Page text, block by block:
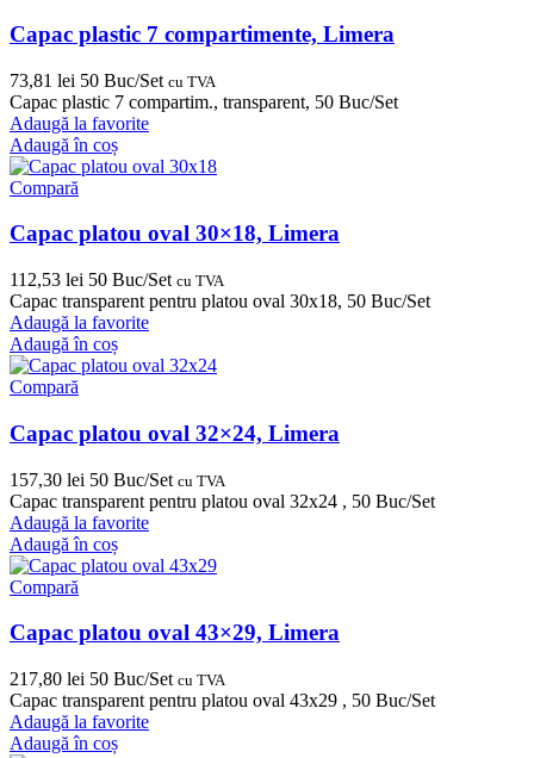
Capac plastic 7 compartimente, Limera
73,81 lei 50 Buc/Set cu TVA
Capac plastic 7 compartim., transparent, 50 Buc/Set
Adaugă la favorite
Adaugă în coș
Compară
Capac platou oval 30×18, Limera
112,53 lei 50 Buc/Set cu TVA
Capac transparent pentru platou oval 30x18, 50 Buc/Set
Adaugă la favorite
Adaugă în coș
Compară
Capac platou oval 32×24, Limera
157,30 lei 50 Buc/Set cu TVA
Capac transparent pentru platou oval 32x24 , 50 Buc/Set
Adaugă la favorite
Adaugă în coș
Compară
Capac platou oval 43×29, Limera
217,80 lei 50 Buc/Set cu TVA
Capac transparent pentru platou oval 43x29 , 50 Buc/Set
Adaugă la favorite
Adaugă în coș